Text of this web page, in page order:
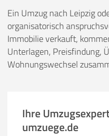
Ein Umzug nach Leipzig
organisatorisch
Immobilie verkauft,
Unterlagen, Preisfindung,
Wohnungswechsel
Ihre
umzuege.de